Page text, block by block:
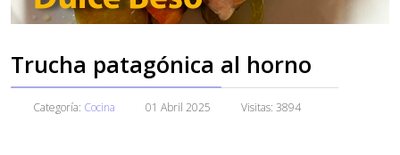
Trucha patagónica al horno
Categoría: Cocina 01 Abril 2025 Visitas: 3894